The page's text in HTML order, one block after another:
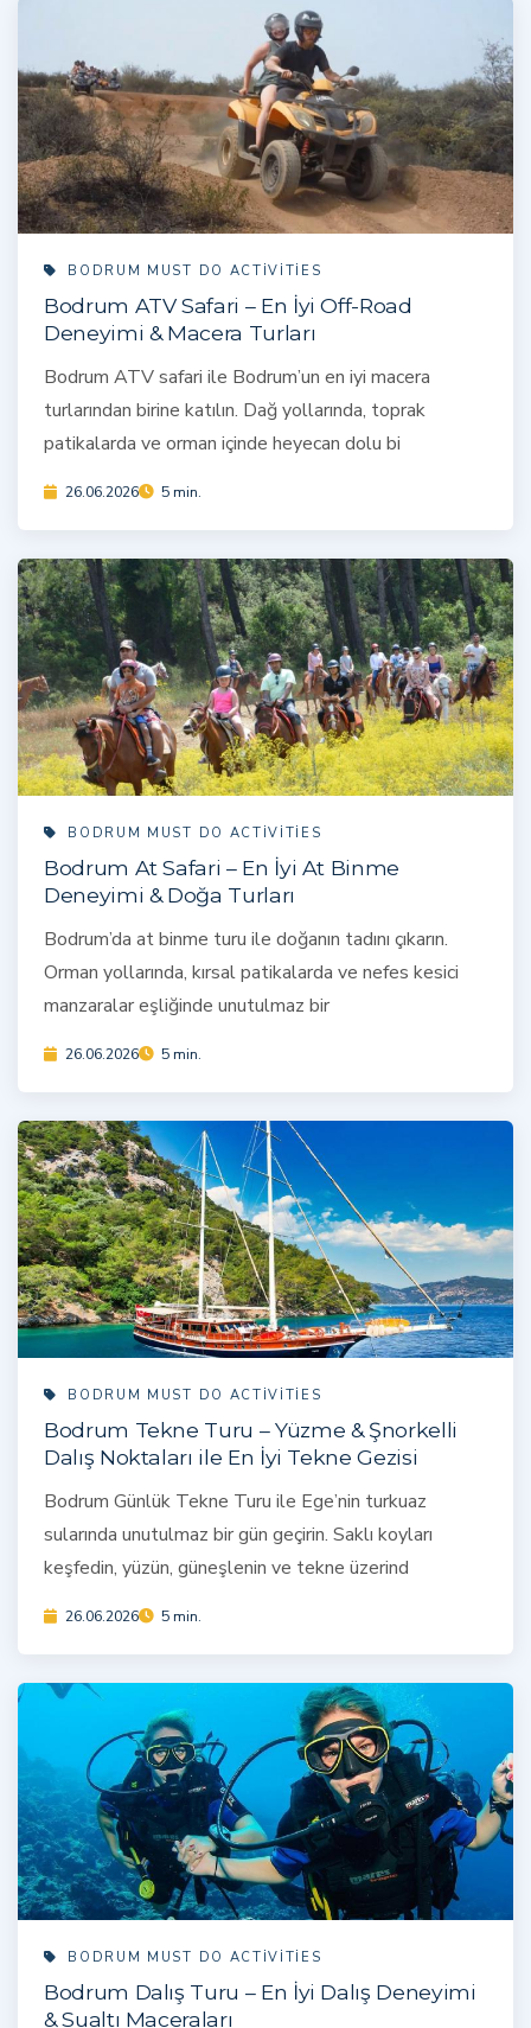
BODRUM MUST DO ACTIVITIES
Bodrum ATV Safari – En İyi Off-Road
Deneyimi & Macera Turları
Bodrum ATV safari ile Bodrum’un en iyi macera
turlarından birine katılın. Dağ yollarında, toprak
patikalarda ve orman içinde heyecan dolu bi
26.06.2026 5 min.
BODRUM MUST DO ACTIVITIES
Bodrum At Safari – En İyi At Binme
Deneyimi & Doğa Turları
Bodrum’da at binme turu ile doğanın tadını çıkarın.
Orman yollarında, kırsal patikalarda ve nefes kesici
manzaralar eşliğinde unutulmaz bir
26.06.2026 5 min.
BODRUM MUST DO ACTIVITIES
Bodrum Tekne Turu – Yüzme & Şnorkelli
Dalış Noktaları ile En İyi Tekne Gezisi
Bodrum Günlük Tekne Turu ile Ege’nin turkuaz
sularında unutulmaz bir gün geçirin. Saklı koyları
keşfedin, yüzün, güneşlenin ve tekne üzerind
26.06.2026 5 min.
BODRUM MUST DO ACTIVITIES
Bodrum Dalış Turu – En İyi Dalış Deneyimi
& Sualtı Maceraları